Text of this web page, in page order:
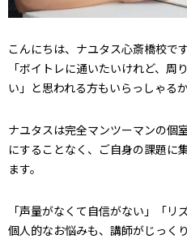
こんにちは、ナユタス心斎橋校です
「ボイトレに通いたいけれど、周
い」と思われる方もいらっしゃる
ナユタスは完全マンツーマンの個
にすることなく、ご自身の課題に
ます。
「声量がなくて自信がない」「リ
個人的なお悩みも、講師がじっく